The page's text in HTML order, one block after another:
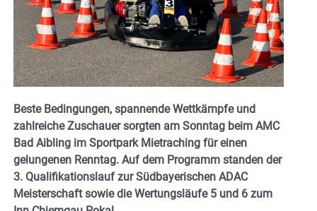
Beste Bedingungen, spannende Wettkämpfe und
zahlreiche Zuschauer sorgten am Sonntag beim AMC
Bad Aibling im Sportpark Mietraching für einen
gelungenen Renntag. Auf dem Programm standen der
3. Qualifikationslauf zur Südbayerischen ADAC
Meisterschaft sowie die Wertungsläufe 5 und 6 zum